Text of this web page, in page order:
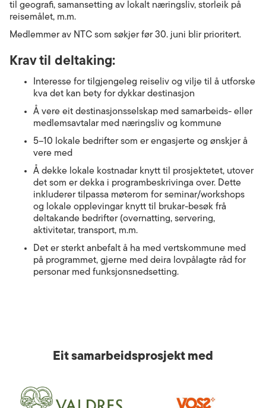
til geografi, samansetting av lokalt næringsliv, storleik på
reisemålet, m.m.
Medlemmer av NTC som søkjer før 30. juni blir prioritert.
Krav til deltaking:
Interesse for tilgjengeleg reiseliv og vilje til å utforske
kva det kan bety for dykkar destinasjon
Å vere eit destinasjonsselskap med samarbeids- eller
medlemsavtalar med næringsliv og kommune
5–10 lokale bedrifter som er engasjerte og ønskjer å
vere med
Å dekke lokale kostnadar knytt til prosjektetet, utover
det som er dekka i programbeskrivinga over. Dette
inkluderer tilpassa møterom for seminar/workshops
og lokale opplevingar knytt til brukar-besøk frå
deltakande bedrifter (overnatting, servering,
aktivitetar, transport, m.m.
Det er sterkt anbefalt å ha med vertskommune med
på programmet, gjerne med deira lovpålagte råd for
personar med funksjonsnedsetting.
Eit samarbeidsprosjekt med